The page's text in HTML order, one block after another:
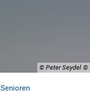
© Peter Seydel
Senioren